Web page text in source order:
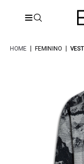
HOME | FEMININO |